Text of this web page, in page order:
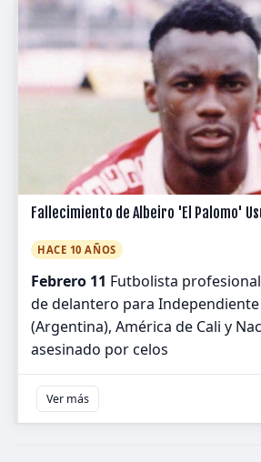
Fallecimiento de Albeiro 'El Palomo'
HACE 10 AÑOS
Febrero 11 Futbolista
de delantero para Independiente
(Argentina), América de Cali y
asesinado por celos
Ver más